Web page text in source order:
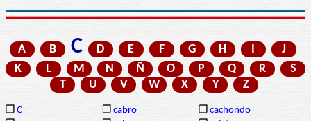
A B C D E F G H I
J
K
L M N Ñ O P Q R
S
T
U V W X Y Z
❒ C ❒ cabro ❒ cachondo